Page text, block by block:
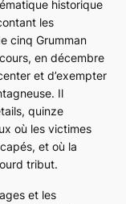
historique
les
cinq Grumman
en décembre
et d’exempter
Il
quinze
où les victimes
et où la
tribut.
et les